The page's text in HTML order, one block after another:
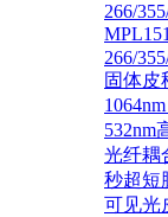
266/
266/
固体皮
532nm
光纤耦
秒超短
可见光